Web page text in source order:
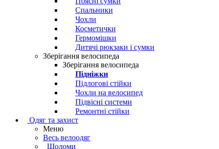
Спальники
Чохли
Косметички
Гермомішки
Дитячі рюкзаки і сумки
Зберігання велосипеда
Зберігання велосипеда
Підніжки
Підлогові стійки
Чохли на велосипед
Підвісні системи
Ремонтні стійки
Одяг та захист
Меню
Весь велоодяг
Шоломи